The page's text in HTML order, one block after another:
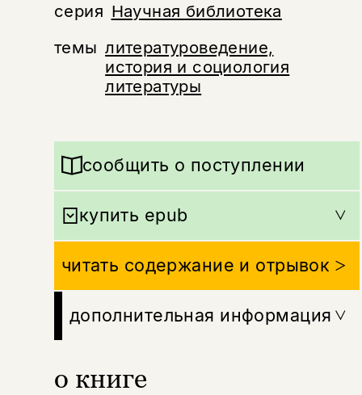
серия Научная библиотека
темы литературоведение,
история и социология
литературы
о книге
сообщить о поступлении
купить epub
читать содержание и отрывок
дополнительная информация